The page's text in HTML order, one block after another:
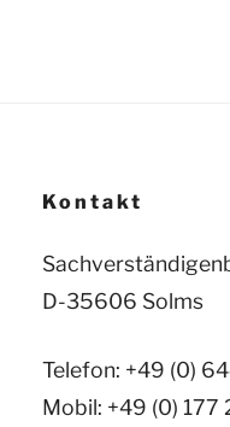
Kontakt
D-35606 Solms
Telefon: +49 (0)
Mobil: +49 (0)